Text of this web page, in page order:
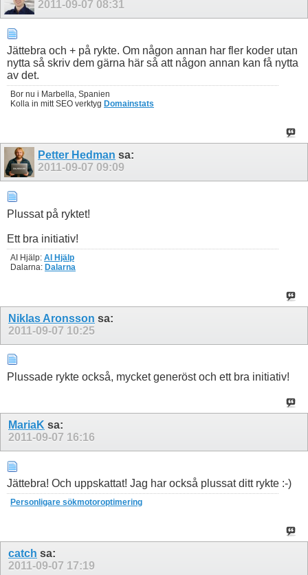
2011-09-07 08:31
Jättebra och + på rykte. Om någon annan har fler koder utan
nytta så skriv dem gärna här så att någon annan kan få nytta
av det.
Bor nu i Marbella, Spanien
Kolla in mitt SEO verktyg Domainstats
Petter Hedman sa:
2011-09-07 09:09
Plussat på ryktet!
Ett bra initiativ!
AI Hjälp: AI Hjälp
Dalarna: Dalarna
Niklas Aronsson sa:
2011-09-07 10:25
Plussade rykte också, mycket generöst och ett bra initiativ!
MariaK sa:
2011-09-07 16:16
Jättebra! Och uppskattat! Jag har också plussat ditt rykte :-)
Personligare sökmotoroptimering
catch sa:
2011-09-07 17:19